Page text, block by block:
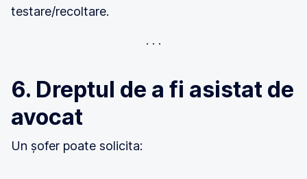
testare/recoltare.
6. Dreptul de a fi asistat de
avocat
Un șofer poate solicita: